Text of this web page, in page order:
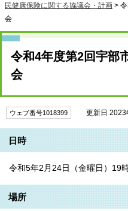
民健康保険に関する協議会・計画 >
会
令和4年度第2回宇部
会
ウェブ番号1018399 更新日 2023
日時
令和5年2月24日（金曜日）19
場所